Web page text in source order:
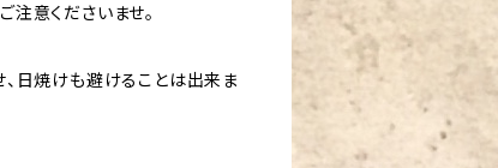
意くださいませ。
日焼けも避けることは出来ま